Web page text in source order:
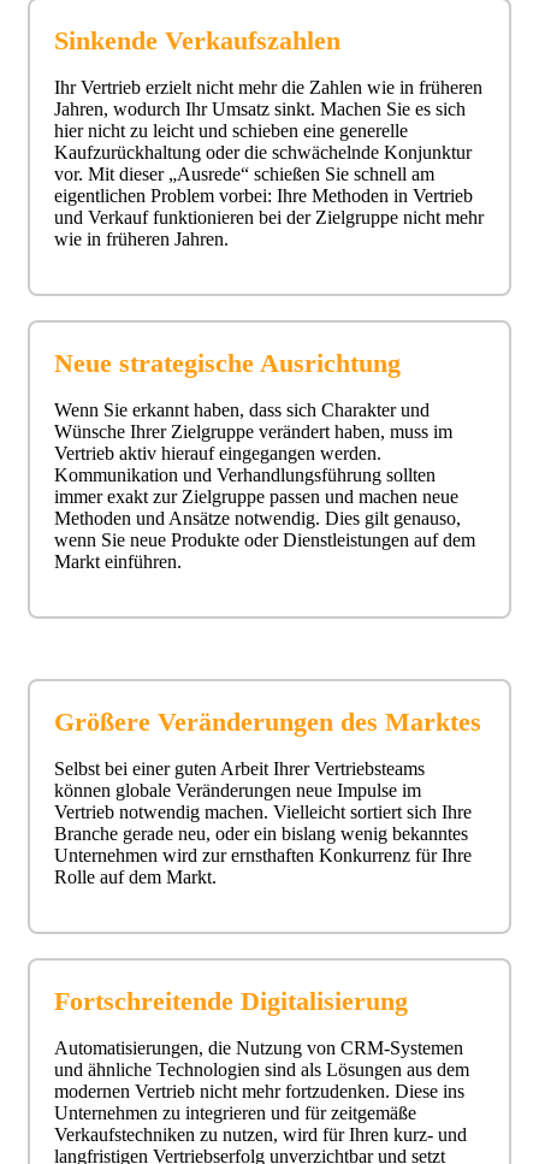
Sinkende Verkaufszahlen
Ihr Vertrieb erzielt nicht mehr die Zahlen wie in früheren
Jahren, wodurch Ihr Umsatz sinkt. Machen Sie es sich
hier nicht zu leicht und schieben eine generelle
Kaufzurückhaltung oder die schwächelnde Konjunktur
vor. Mit dieser „Ausrede“ schießen Sie schnell am
eigentlichen Problem vorbei: Ihre Methoden in Vertrieb
und Verkauf funktionieren bei der Zielgruppe nicht mehr
wie in früheren Jahren.
Neue strategische Ausrichtung
Wenn Sie erkannt haben, dass sich Charakter und
Wünsche Ihrer Zielgruppe verändert haben, muss im
Vertrieb aktiv hierauf eingegangen werden.
Kommunikation und Verhandlungsführung sollten
immer exakt zur Zielgruppe passen und machen neue
Methoden und Ansätze notwendig. Dies gilt genauso,
wenn Sie neue Produkte oder Dienstleistungen auf dem
Markt einführen.
Größere Veränderungen des Marktes
Selbst bei einer guten Arbeit Ihrer Vertriebsteams
können globale Veränderungen neue Impulse im
Vertrieb notwendig machen. Vielleicht sortiert sich Ihre
Branche gerade neu, oder ein bislang wenig bekanntes
Unternehmen wird zur ernsthaften Konkurrenz für Ihre
Rolle auf dem Markt.
Fortschreitende Digitalisierung
Automatisierungen, die Nutzung von CRM-Systemen
und ähnliche Technologien sind als Lösungen aus dem
modernen Vertrieb nicht mehr fortzudenken. Diese ins
Unternehmen zu integrieren und für zeitgemäße
Verkaufstechniken zu nutzen, wird für Ihren kurz- und
langfristigen Vertriebserfolg unverzichtbar und setzt